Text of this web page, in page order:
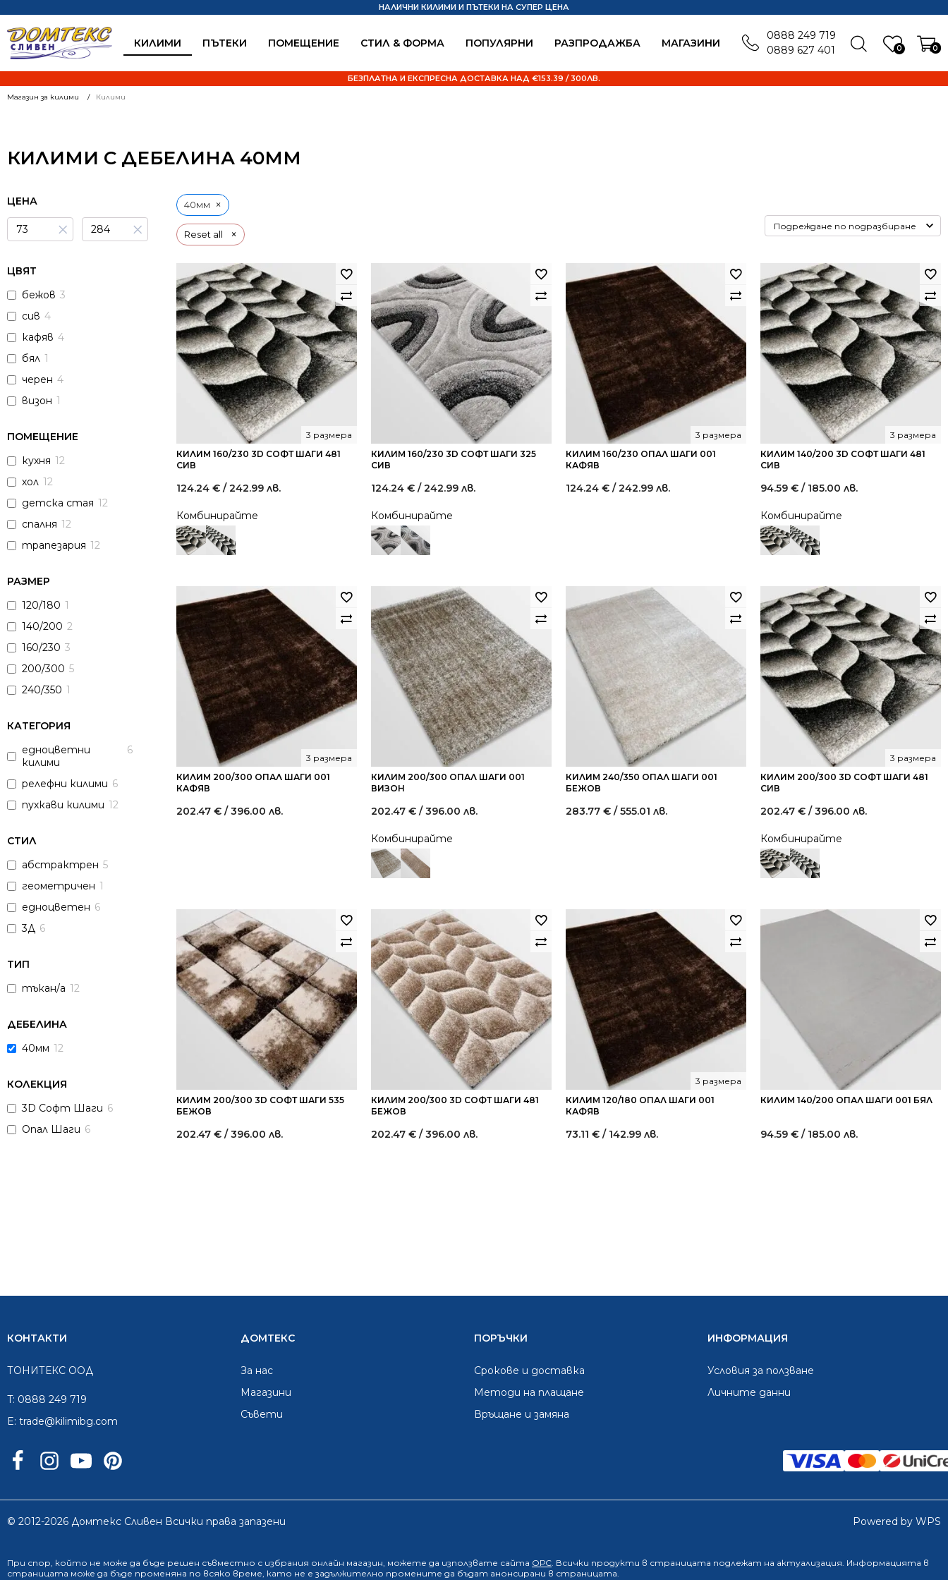
КИЛИМИ ПЪТЕКИ ПОМЕЩЕНИЕ СТИЛ & ФОРМА ПОПУЛЯРНИ РАЗПРОДАЖБА MАГАЗИНИ 0 0
НАЛИЧНИ КИЛИМИ И ПЪТЕКИ НА СУПЕР ЦЕНА
БЕЗПЛАТНА И ЕКСПРЕСНА ДОСТАВКА НАД €153.39 / 300ЛВ.
0888 249 719
0889 627 401
Магазин за килими Килими
КИЛИМИ С ДЕБЕЛИНА 40ММ
ЦЕНА
× ×
ЦВЯТ
бежов 3
сив 4
кафяв 4
бял 1
черен 4
визон 1
ПОМЕЩЕНИЕ
кухня 12
хол 12
детска стая 12
спалня 12
трапезария 12
РАЗМЕР
120/180 1
140/200 2
160/230 3
200/300 5
240/350 1
КАТЕГОРИЯ
едноцветни
килими
6
релефни килими 6
пухкави килими 12
СТИЛ
абстрактрен 5
геометричен 1
едноцветен 6
3Д 6
ТИП
тъкан/а 12
ДЕБЕЛИНА
40мм 12
КОЛЕКЦИЯ
3D Софт Шаги 6
Опал Шаги 6
Reset all ×
40мм ×
КИЛИМ 160/230 3D СОФТ ШАГИ 481
СИВ
3 размера
124.24 € / 242.99 лв.
Комбинирайте
КИЛИМ 160/230 3D СОФТ ШАГИ 325
СИВ
124.24 € / 242.99 лв.
Комбинирайте
КИЛИМ 160/230 ОПАЛ ШАГИ 001
КАФЯВ
3 размера
124.24 € / 242.99 лв.
КИЛИМ 140/200 3D СОФТ ШАГИ 481
СИВ
3 размера
94.59 € / 185.00 лв.
Комбинирайте
КИЛИМ 200/300 ОПАЛ ШАГИ 001
КАФЯВ
3 размера
202.47 € / 396.00 лв.
КИЛИМ 200/300 ОПАЛ ШАГИ 001
ВИЗОН
202.47 € / 396.00 лв.
Комбинирайте
КИЛИМ 240/350 ОПАЛ ШАГИ 001
БЕЖОВ
283.77 € / 555.01 лв.
КИЛИМ 200/300 3D СОФТ ШАГИ 481
СИВ
3 размера
202.47 € / 396.00 лв.
Комбинирайте
КИЛИМ 200/300 3D СОФТ ШАГИ 535
БЕЖОВ
202.47 € / 396.00 лв.
КИЛИМ 200/300 3D СОФТ ШАГИ 481
БЕЖОВ
202.47 € / 396.00 лв.
КИЛИМ 120/180 ОПАЛ ШАГИ 001
КАФЯВ
3 размера
73.11 € / 142.99 лв.
КИЛИМ 140/200 ОПАЛ ШАГИ 001 БЯЛ
94.59 € / 185.00 лв.
КОНТАКТИ
ТОНИТЕКС ООД
T: 0888 249 719
E: trade@kilimibg.com
ДОМТЕКС
За нас
Mагазини
Съвети
ПОРЪЧКИ
Срокове и доставка
Методи на плащане
Връщане и замяна
ИНФОРМАЦИЯ
Условия за ползване
Личните данни
© 2012-2026 Домтекс Сливен Всички права запазени Powered by WPS
При спор, който не може да бъде решен съвместно с избрания онлайн магазин, можете да използвате сайта ОРС. Всички продукти в страницата подлежат на актуализация. Информацията в
страницата може да бъде променяна по всяко време, като не е задължително промените да бъдат анонсирани в страницата.